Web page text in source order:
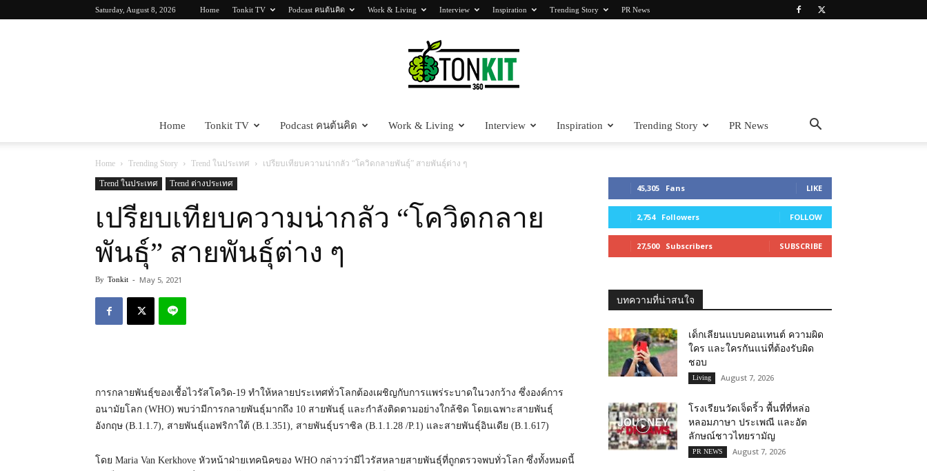
Saturday, August 8, 2026 Home Tonkit TV Podcast คนต้นคิด Work & Living Interview Inspiration Trending Story PR News
Home Tonkit TV Podcast คนต้นคิด Work & Living Interview Inspiration Trending Story PR News
Home Trending Story Trend ในประเทศ เปรียบเทียบความน่ากลัว “โควิดกลายพันธุ์” สายพันธุ์ต่าง ๆ
Trend ในประเทศ Trend ต่างประเทศ
เปรียบเทียบความน่ากลัว “โควิดกลาย
พันธุ์” สายพันธุ์ต่าง ๆ
By Tonkit - May 5, 2021
การกลายพันธุ์ของเชื้อไวรัสโควิด-19 ทำให้หลายประเทศทั่วโลกต้องเผชิญกับการแพร่ระบาดในวงกว้าง ซึ่งองค์การ
อนามัยโลก (WHO) พบว่ามีการกลายพันธุ์มากถึง 10 สายพันธุ์ และกำลังติดตามอย่างใกล้ชิด โดยเฉพาะสายพันธุ์
อังกฤษ (B.1.1.7), สายพันธุ์แอฟริกาใต้ (B.1.351), สายพันธุ์บราซิล (B.1.1.28 /P.1) และสายพันธุ์อินเดีย (B.1.617)
โดย Maria Van Kerkhove หัวหน้าฝ่ายเทคนิคของ WHO กล่าวว่ามีไวรัสหลายสายพันธุ์ที่ถูกตรวจพบทั่วโลก ซึ่งทั้งหมดนี้
45,305 Fans LIKE
2,754 Followers FOLLOW
27,500 Subscribers SUBSCRIBE
บทความที่น่าสนใจ
เด็กเลียนแบบคอนเทนต์ ความผิด
ใคร และใครกันแน่ที่ต้องรับผิด
ชอบ
Living August 7, 2026
โรงเรียนวัดเจ็ดริ้ว พื้นที่ที่หล่อ
หลอมภาษา ประเพณี และอัต
ลักษณ์ชาวไทยรามัญ
PR NEWS August 7, 2026